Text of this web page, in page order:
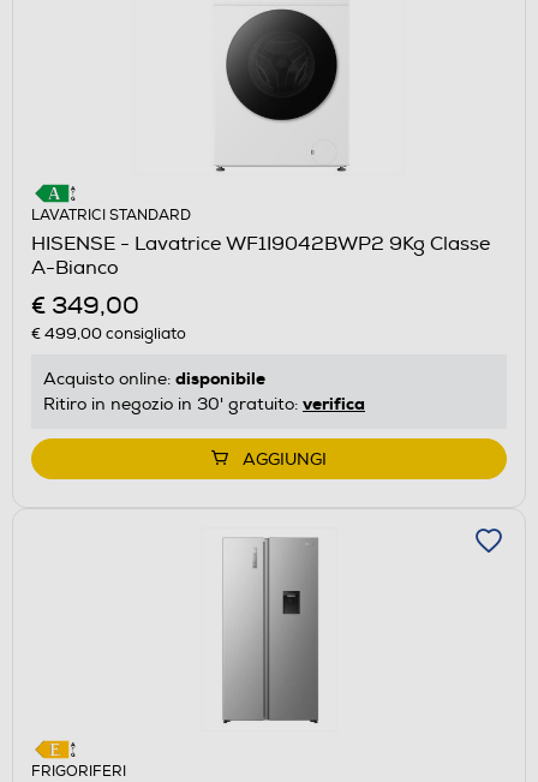
LAVATRICI STANDARD
HISENSE - Lavatrice WF1I9042BWP2 9Kg Classe
A-Bianco
€ 349,00
€ 499,00consigliato
Acquisto online: disponibile
Ritiro in negozio in 30' gratuito: verifica
AGGIUNGI
FRIGORIFERI